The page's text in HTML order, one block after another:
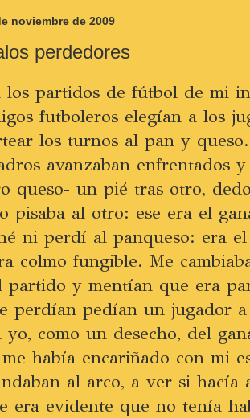
noviembre de 2009
perdedores
los partidos de fútbol de mi
futboleros elegían a los
los turnos al pan y
avanzaban enfrentados
queso- un pié tras otro,
pisaba al otro: ese era el
ni perdí al panqueso: era
colmo fungible. Me
partido y mentían que era
perdían pedían un jugador
yo, como un desecho, del
había encariñado con mi
al arco, a ver si hacía
era evidente que no tenía